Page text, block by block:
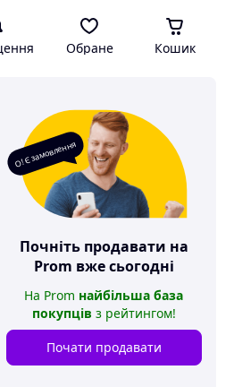
Обране Кошик
О! Є замовлення
Почніть продавати на
Prom вже сьогодні
На Prom найбільша база
покупців з рейтингом!
Почати продавати